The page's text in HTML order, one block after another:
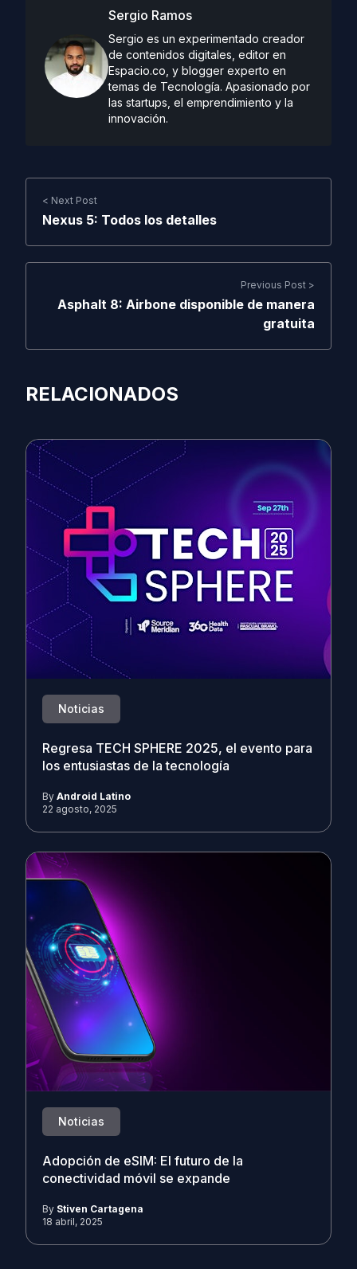
Sergio Ramos
Sergio es un experimentado creador
de contenidos digitales, editor en
Espacio.co, y blogger experto en
temas de Tecnología. Apasionado por
las startups, el emprendimiento y la
innovación.
< Next Post
Nexus 5: Todos los detalles
Previous Post >
Asphalt 8: Airbone disponible de manera
gratuita
RELACIONADOS
Noticias
Regresa TECH SPHERE 2025, el evento para
los entusiastas de la tecnología
By Android Latino
22 agosto, 2025
Noticias
Adopción de eSIM: El futuro de la
conectividad móvil se expande
By Stiven Cartagena
18 abril, 2025